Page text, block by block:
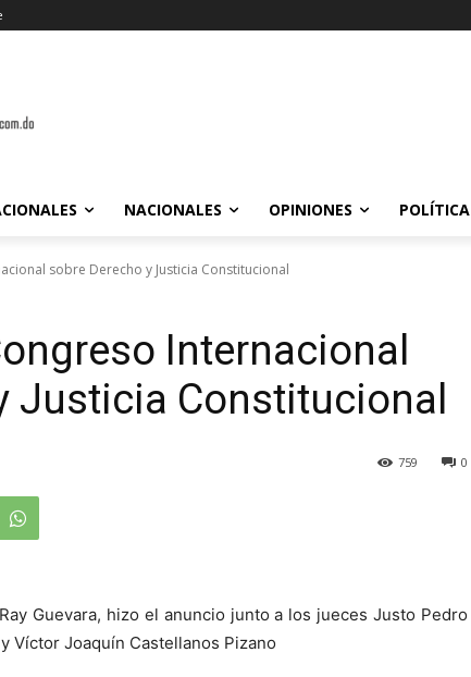
NACIONALES OPINIONES POLÍTICA
sobre Derecho y Justicia Constitucional
Internacional
Justicia Constitucional
0
759
Guevara, hizo el anuncio junto a los jueces Justo Pedro
Víctor Joaquín Castellanos Pizano